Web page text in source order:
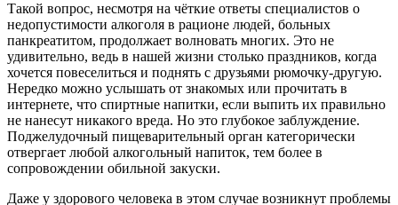
Такой вопрос, несмотря на чёткие ответы специалистов о
недопустимости алкоголя в рационе людей, больных
панкреатитом, продолжает волновать многих. Это не
удивительно, ведь в нашей жизни столько праздников, когда
хочется повеселиться и поднять с друзьями рюмочку-другую.
Нередко можно услышать от знакомых или прочитать в
интернете, что спиртные напитки, если выпить их правильно
не нанесут никакого вреда. Но это глубокое заблуждение.
Поджелудочный пищеварительный орган категорически
отвергает любой алкогольный напиток, тем более в
сопровождении обильной закуски.
Даже у здорового человека в этом случае возникнут проблемы